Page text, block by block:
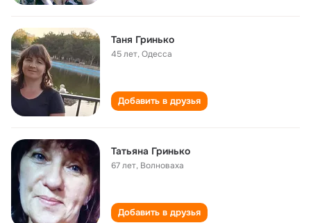
Таня Гринько
45 лет,Одесса
Добавить в друзья
Татьяна Гринько
67 лет, Волноваха
Добавить в друзья